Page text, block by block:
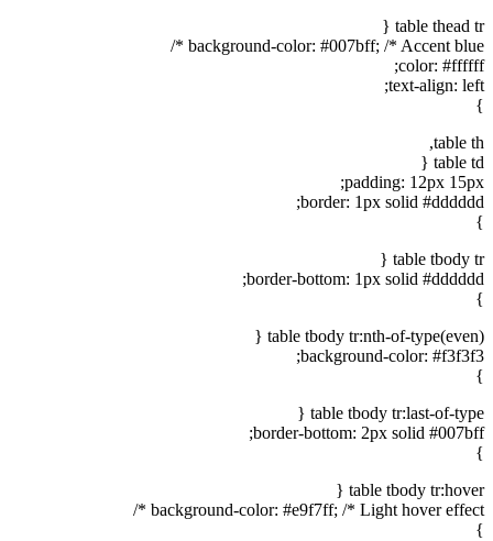
table thead tr {
background-color: #007bff; /* Accent blue */
color: #ffffff;
text-align: left;
}
table th,
table td {
padding: 12px 15px;
border: 1px solid #dddddd;
}
table tbody tr {
border-bottom: 1px solid #dddddd;
}
table tbody tr:nth-of-type(even) {
background-color: #f3f3f3;
}
table tbody tr:last-of-type {
border-bottom: 2px solid #007bff;
}
table tbody tr:hover {
background-color: #e9f7ff; /* Light hover effect */
}